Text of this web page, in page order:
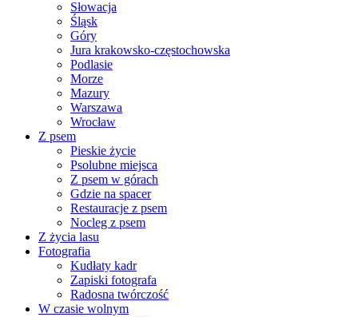
Słowacja
Śląsk
Góry
Jura krakowsko-częstochowska
Podlasie
Morze
Mazury
Warszawa
Wrocław
Z psem
Pieskie życie
Psolubne miejsca
Z psem w górach
Gdzie na spacer
Restauracje z psem
Nocleg z psem
Z życia lasu
Fotografia
Kudłaty kadr
Zapiski fotografa
Radosna twórczość
W czasie wolnym